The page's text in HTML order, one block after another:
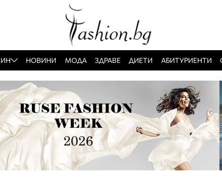
НОВИНИ МОДА ЗДРАВЕ ДИЕТИ АБИТУРИЕНТИ